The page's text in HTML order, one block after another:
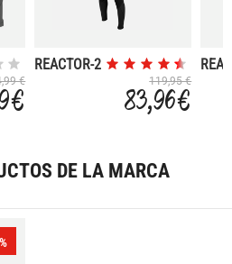
€
€
REACTOR-2
119,95 €
83,96 €
DE LA MARCA
%